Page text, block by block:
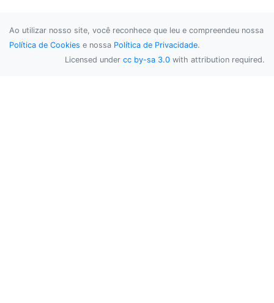
Ao utilizar nosso site, você reconhece que leu e compreendeu nossa
Política de Cookies e nossa Política de Privacidade.
Licensed under cc by-sa 3.0 with attribution required.